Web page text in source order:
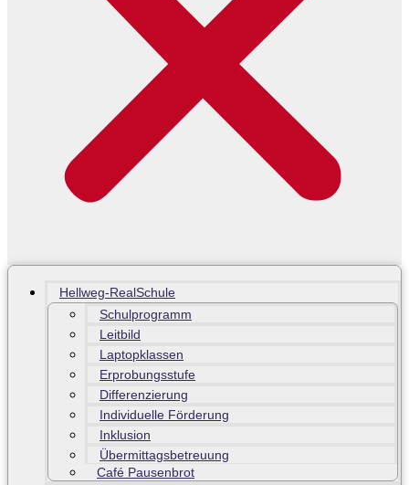
Hellweg-RealSchule
Schulprogramm
Leitbild
Laptopklassen
Erprobungsstufe
Differenzierung
Individuelle Förderung
Inklusion
Übermittagsbetreuung
Café Pausenbrot